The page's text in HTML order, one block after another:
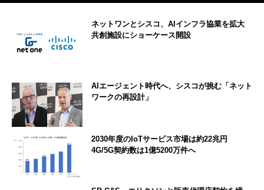
ネットワンとシスコ、AIインフラ協業を拡大
共創施設にショーケース開設
AIエージェント時代へ、シスコが挑む「ネット
ワークの再設計」
2030年度のIoTサービス市場は約22兆円
4G/5G契約数は1億5200万件へ